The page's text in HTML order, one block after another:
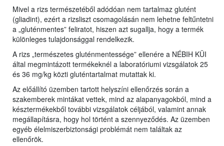
Mivel a rizs természetéből adódóan nem tartalmaz glutént
(gliadint), ezért a rizsliszt csomagolásán nem lehetne feltűntetni
a „gluténmentes” feliratot, hiszen azt sugallja, hogy a termék
különleges tulajdonsággal rendelkezik.
A rizs „természetes gluténmentessége” ellenére a NÉBIH KÜI
által megmintázott termékeknél a laboratóriumi vizsgálatok 25
és 36 mg/kg közti gluténtartalmat mutattak ki.
Az előállító üzemben tartott helyszíni ellenőrzés során a
szakemberek mintákat vettek, mind az alapanyagokból, mind a
késztermékekből további vizsgálatok céljából, valamint annak
megállapításra, hogy hol történt a szennyeződés. Az üzemben
egyéb élelmiszerbiztonsági problémát nem találtak az
ellenőrök.